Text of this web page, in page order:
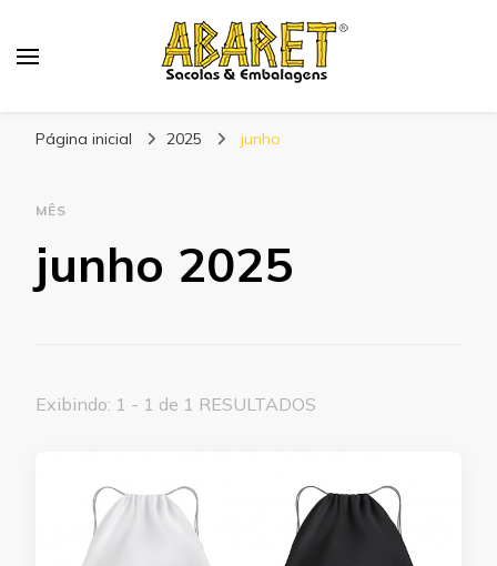
Página inicial 2025 junho
MÊS
junho 2025
Exibindo: 1 - 1 de 1 RESULTADOS